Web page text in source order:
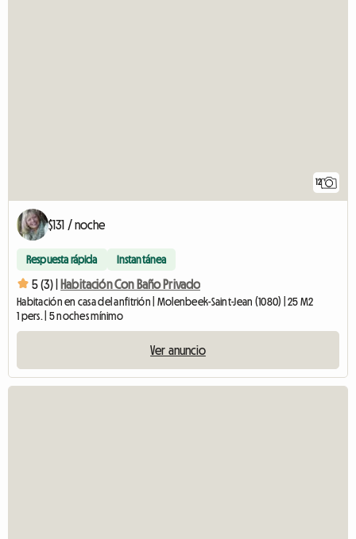
12
$131 / noche
Respuesta rápida Instantánea
5 (3) | Habitación Con Baño Privado
Habitación en casa del anfitrión | Molenbeek-Saint-Jean (1080) | 25 M2
1 pers. | 5 noches mínimo
Ver anuncio